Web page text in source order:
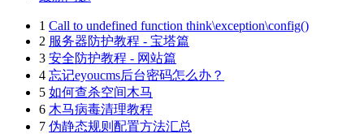
1 Call to undefined function think\exception\config()
2 服务器防护教程 - 宝塔篇
3 安全防护教程 - 网站篇
4 忘记eyoucms后台密码怎么办？
5 如何查杀空间木马
6 木马病毒清理教程
7 伪静态规则配置方法汇总